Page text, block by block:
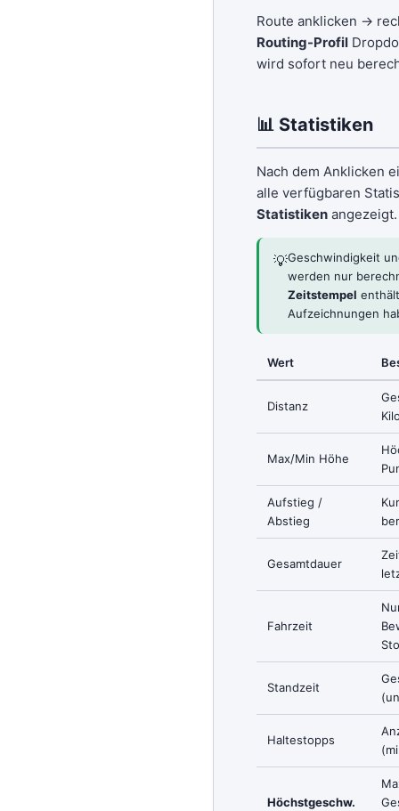
Route anklicken →
Routing-Profil
wird sofort neu
📊 Statistiken
Nach dem Anklicken
alle verfügbaren
Statistiken angezeigt.
💡Geschwindigkeit
werden nur
Zeitstempel
Aufzeichnungen
Wert
Distanz
Max/Min Höhe
Aufstieg /
Abstieg
Gesamtdauer
Fahrzeit
Standzeit
Haltestopps
Höchstgeschw.